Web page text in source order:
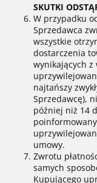
SKUTKI
W przypadku
Sprzedawca
wszystkie
dostarczenia
wynikających
najtańszy
Sprzedawcę),
później niż 14
umowy.
Zwrotu
samych
Kupującego